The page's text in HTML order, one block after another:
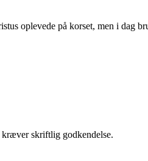
oplevede på korset, men i dag
kræver skriftlig godkendelse.